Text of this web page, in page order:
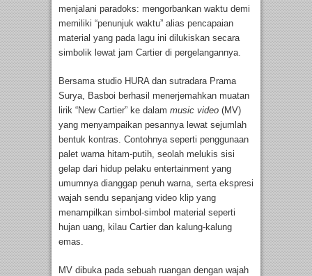
menjalani paradoks: mengorbankan waktu demi
memiliki “penunjuk waktu” alias pencapaian
material yang pada lagu ini dilukiskan secara
simbolik lewat jam Cartier di pergelangannya.
Bersama studio HURA dan sutradara Prama
Surya, Basboi berhasil menerjemahkan muatan
lirik “New Cartier” ke dalam music video (MV)
yang menyampaikan pesannya lewat sejumlah
bentuk kontras. Contohnya seperti penggunaan
palet warna hitam-putih, seolah melukis sisi
gelap dari hidup pelaku entertainment yang
umumnya dianggap penuh warna, serta ekspresi
wajah sendu sepanjang video klip yang
menampilkan simbol-simbol material seperti
hujan uang, kilau Cartier dan kalung-kalung
emas.
MV dibuka pada sebuah ruangan dengan wajah